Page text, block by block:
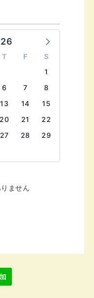
T F
S
1
6 7
8
13 14
15
20 21
22
27 28
29
ません